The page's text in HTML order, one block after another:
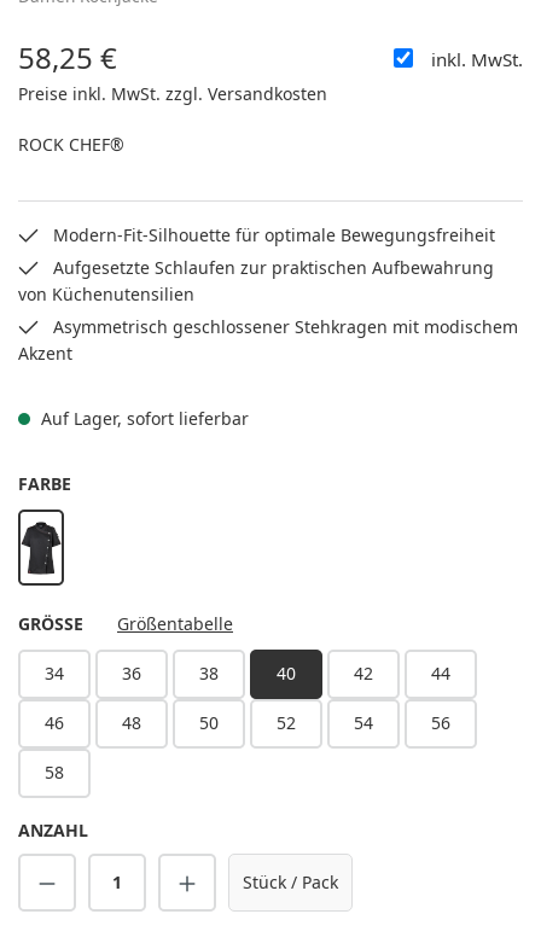
Regulärer Preis:
58,25 € inkl. MwSt.
Preise inkl. MwSt. zzgl. Versandkosten
ROCK CHEF®
Modern-Fit-Silhouette für optimale Bewegungsfreiheit
Aufgesetzte Schlaufen zur praktischen Aufbewahrung
von Küchenutensilien
Asymmetrisch geschlossener Stehkragen mit modischem
Akzent
Auf Lager, sofort lieferbar
FARBE
schwarz
GRÖSSE AUSWÄHLEN
Größentabelle
34 36 38 40 42 44
46 48 50 52 54 56
58
ANZAHL
Produkt Anzahl: Gib den gewünschten
Stück / Pack